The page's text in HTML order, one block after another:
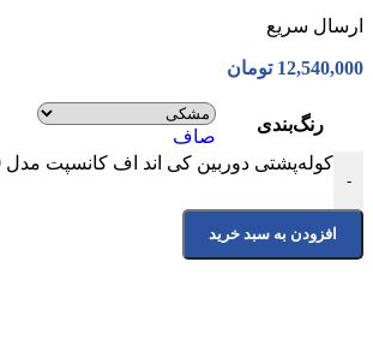
ارسال سریع
12,540,000 تومان
رنگ‌بندی
صاف
-
کوله‌پشتی دوربین کی اند اف کانسپت مدل Nature Wander 10 عدد
افزودن به سبد خرید